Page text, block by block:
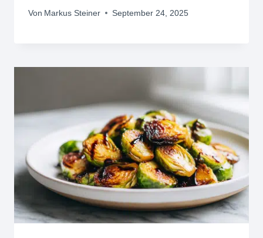
Von Markus Steiner September 24, 2025